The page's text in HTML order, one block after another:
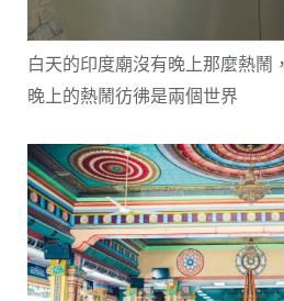
白天的印度廟沒有晚上那麼熱鬧
晚上的熱鬧彷彿是兩個世界